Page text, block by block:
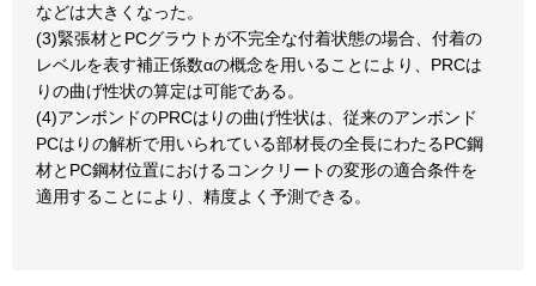
などは大きくなった。
(3)緊張材とPCグラウトが不完全な付着状態の場合、付着の
レベルを表す補正係数αの概念を用いることにより、PRCは
りの曲げ性状の算定は可能である。
(4)アンボンドのPRCはりの曲げ性状は、従来のアンボンド
PCはりの解析で用いられている部材長の全長にわたるPC鋼
材とPC鋼材位置におけるコンクリートの変形の適合条件を
適用することにより、精度よく予測できる。